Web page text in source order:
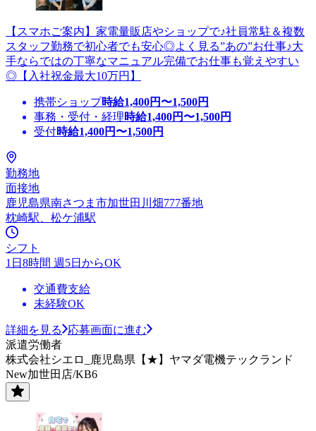
【スマホご案内】家電量販店やショップで♪社員常駐＆複数
スタッフ勤務で初心者でも安心◎よく見る”あの”お仕事♪大
手ならではの丁寧なマニュアル完備でお仕事も覚えやすい
◎【入社祝金最大10万円】
携帯ショップ時給1,400円〜1,500円
事務・受付・経理時給1,400円〜1,500円
受付時給1,400円〜1,500円
勤務地
面接地
鹿児島県南さつま市加世田川畑777番地
枕崎駅、松ケ浦駅
シフト
1日8時間 週5日からOK
交通費支給
未経験OK
詳細を見る
応募画面に進む
派遣労働者
株式会社シエロ_鹿児島県【★】ヤマダ電機テックランド
New加世田店/KB6